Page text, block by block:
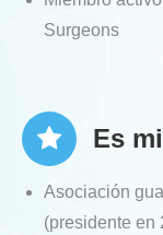
Surgeons
Es
Asociación
(presidente en